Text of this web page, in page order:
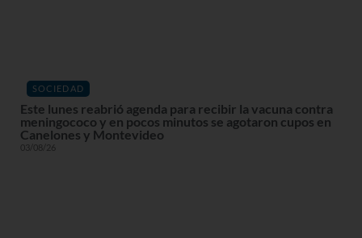
SOCIEDAD
Este lunes reabrió agenda para recibir la vacuna contra
meningococo y en pocos minutos se agotaron cupos en
Canelones y Montevideo
03/08/26